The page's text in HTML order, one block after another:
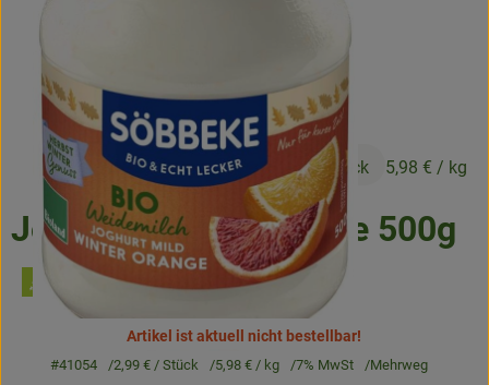
Frisches
Angebote & Neues
Naturwaren
Vorratskammer
Getränke
Jobkiste
Joghurt Winter Orange 500g
2,99 €/ Stück 5,98 € / kg
Artikel ist aktuell nicht bestellbar!
#41054 2,99 € / Stück 5,98 € / kg 7% MwSt Mehrweg